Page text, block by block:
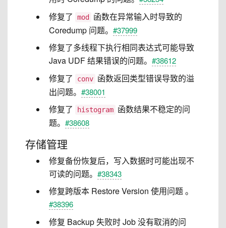
修复了 mod
函数在异常输入时导致的
Coredump 问题。 #37999
修复了多线程下执行相同表达式可能导致
Java UDF 结果错误的问题。 #38612
修复了 conv 函数返回类型错误导致的溢
出问题。 #38001
修复了 histogram 函数结果不稳定的问
题。 #38608
存储管理
修复备份恢复后，写入数据时可能出现不
可读的问题。 #38343
修复跨版本 Restore Version 使用问题 。
#38396
修复 Backup 失败时 Job 没有取消的问